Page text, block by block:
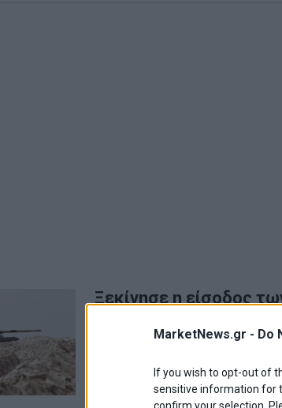
MarketNews.gr - Do
If you wish to opt-out of
sensitive information for
Ξεκίνησε η είσοδος
θύλακα του Αφρίν σήμερα
20 Φεβρουαρίου 2018